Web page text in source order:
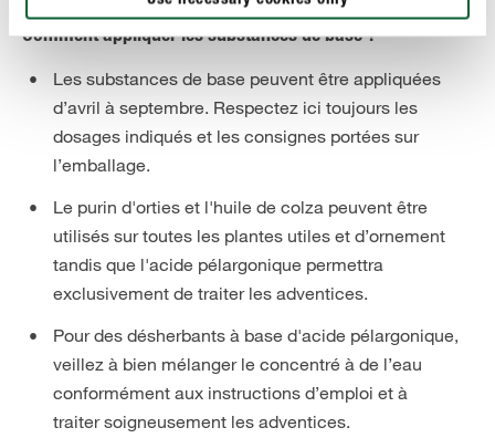
Comment appliquer les substances de base ?
Les substances de base peuvent être appliquées
d’avril à septembre. Respectez ici toujours les
dosages indiqués et les consignes portées sur
l’emballage.
Le purin d'orties et l'huile de colza peuvent être
utilisés sur toutes les plantes utiles et d’ornement
tandis que l'acide pélargonique permettra
exclusivement de traiter les adventices.
Pour des désherbants à base d'acide pélargonique,
veillez à bien mélanger le concentré à de l’eau
conformément aux instructions d’emploi et à
traiter soigneusement les adventices.